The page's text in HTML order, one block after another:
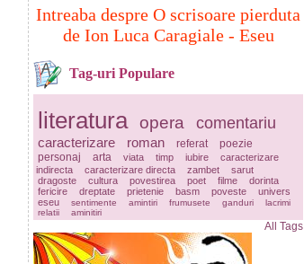
Intreaba despre O scrisoare pierduta
de Ion Luca Caragiale - Eseu
Tag-uri Populare
literatura opera comentariu
caracterizare roman referat
poezie
personaj
arta viata timp iubire
caracterizare
indirecta
caracterizare directa zambet
sarut
dragoste
cultura povestirea poet filme
dorinta
fericire
dreptate prietenie basm poveste
univers
eseu
sentimente amintiri frumusete ganduri
lacrimi
relatii
aminitiri
All Tags